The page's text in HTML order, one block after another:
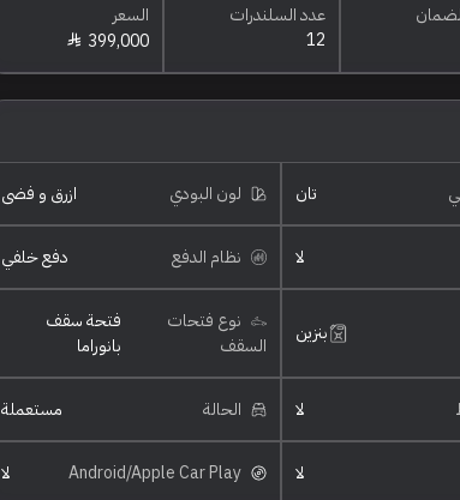
عدد السلندرات
12
السعر
399,000
تان لون البودي ازرق و فضي
لا نظام الدفع دفع خلفي
بنزين
نوع فتحات
السقف
فتحة سقف
بانوراما
لا الحالة مستعملة
لا لا